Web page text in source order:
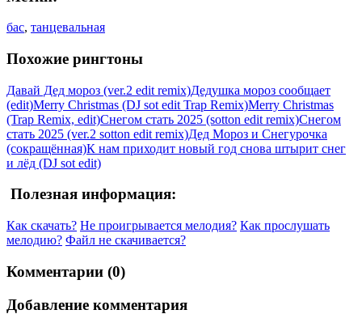
бас, танцевальная
Похожие рингтоны
Давай Дед мороз (ver.2 edit remix)Дедушка мороз сообщает
(edit)Merry Christmas (DJ sot edit Trap Remix)Merry Christmas
(Trap Remix, edit)Снегом стать 2025 (sotton edit remix)Снегом
стать 2025 (ver.2 sotton edit remix)Дед Мороз и Снегурочка
(сокращённая)К нам приходит новый год снова штырит снег
и лёд (DJ sot edit)
Полезная информация:
Как скачать? Не проигрывается мелодия? Как прослушать
мелодию? Файл не скачивается?
Комментарии (0)
Добавление комментария